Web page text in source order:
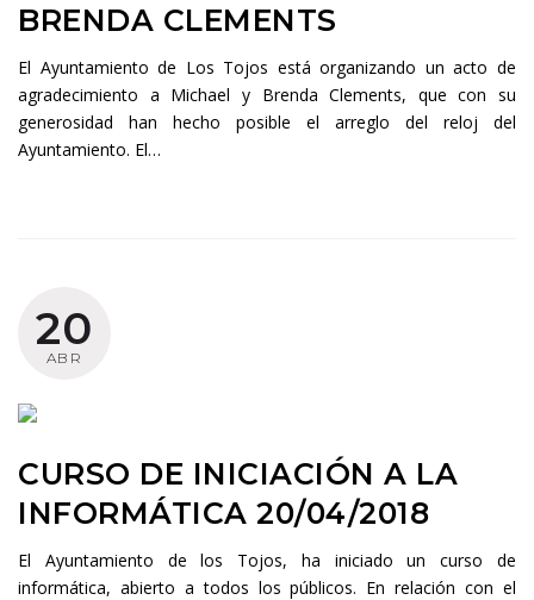
BRENDA CLEMENTS
El Ayuntamiento de Los Tojos está organizando un acto de
agradecimiento a Michael y Brenda Clements, que con su
generosidad han hecho posible el arreglo del reloj del
Ayuntamiento. El…
20
ABR
CURSO DE INICIACIÓN A LA
INFORMÁTICA 20/04/2018
El Ayuntamiento de los Tojos, ha iniciado un curso de
informática, abierto a todos los públicos. En relación con el